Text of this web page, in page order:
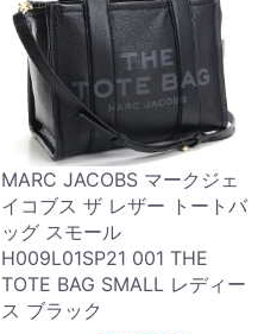
MARC JACOBS マークジェ
イコブス ザ レザー トートバ
ッグ スモール
H009L01SP21 001 THE
TOTE BAG SMALL レディー
ス ブラック